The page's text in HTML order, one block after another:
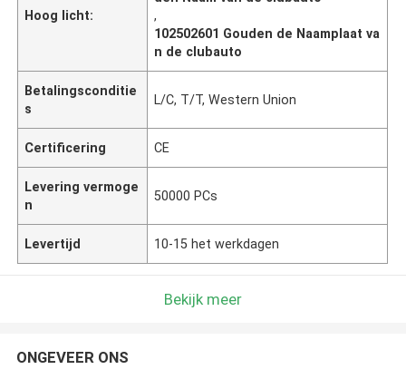
Hoog licht:
,
102502601 Gouden de Naamplaat va
n de clubauto
Betalingsconditie
s
L/C, T/T, Western Union
Certificering CE
Levering vermoge
n
50000 PCs
Levertijd 10-15 het werkdagen
Bekijk meer
ONGEVEER ONS